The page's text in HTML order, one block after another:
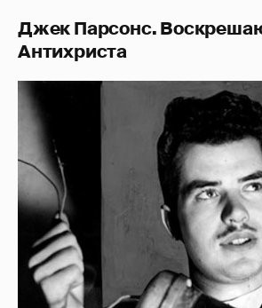
Джек Парсонс.
Антихриста